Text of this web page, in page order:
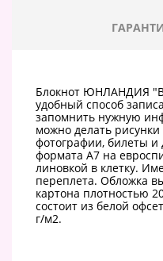
Блокнот ЮНЛАНДИЯ
удобный способ
запомнить нужную
можно делать рисунки
фотографии, билеты и
формата А7 на
линовкой в клетку.
переплета. Обложка
картона плотностью
состоит из белой
г/м2.